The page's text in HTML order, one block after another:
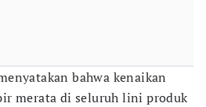
bahwa kenaikan
merata di seluruh lini produk